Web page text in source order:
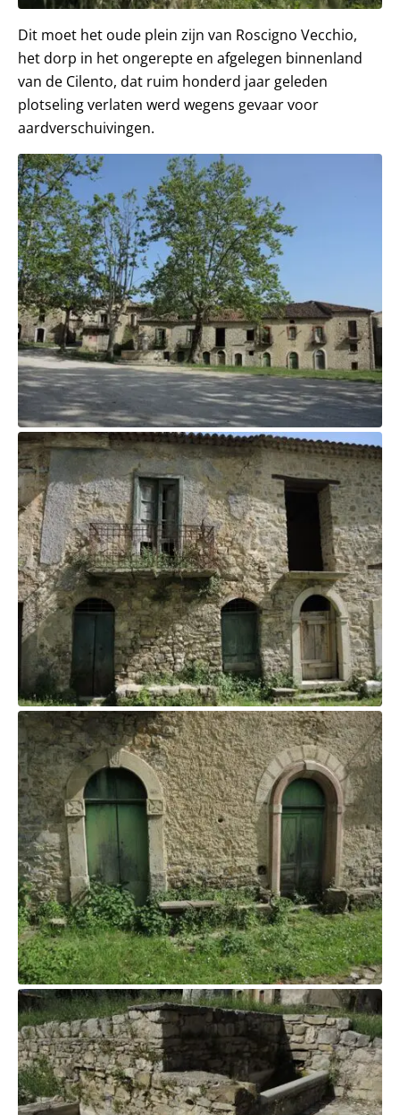
Dit moet het oude plein zijn van Roscigno Vecchio,
het dorp in het ongerepte en afgelegen binnenland
van de Cilento, dat ruim honderd jaar geleden
plotseling verlaten werd wegens gevaar voor
aardverschuivingen.